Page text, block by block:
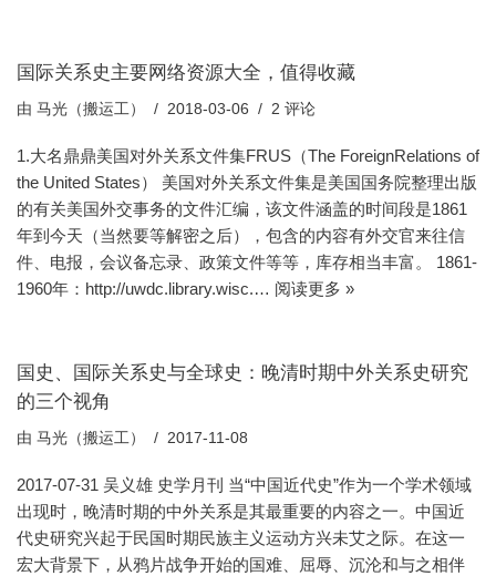
国际关系史主要网络资源大全，值得收藏
由 马光（搬运工） 2018-03-06 2 评论
1.大名鼎鼎美国对外关系文件集FRUS（The ForeignRelations of
the United States） 美国对外关系文件集是美国国务院整理出版
的有关美国外交事务的文件汇编，该文件涵盖的时间段是1861
年到今天（当然要等解密之后），包含的内容有外交官来往信
件、电报，会议备忘录、政策文件等等，库存相当丰富。 1861-
1960年：http://uwdc.library.wisc.… 阅读更多 »
国史、国际关系史与全球史：晚清时期中外关系史研究
的三个视角
由 马光（搬运工） 2017-11-08
2017-07-31 吴义雄 史学月刊 当“中国近代史”作为一个学术领域
出现时，晚清时期的中外关系是其最重要的内容之一。中国近
代史研究兴起于民国时期民族主义运动方兴未艾之际。在这一
宏大背景下，从鸦片战争开始的国难、屈辱、沉沦和与之相伴